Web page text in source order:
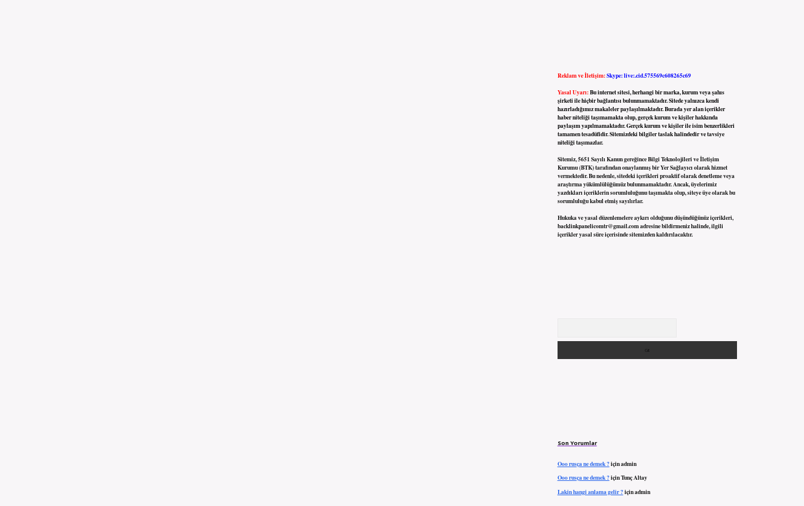
Reklam ve İletişim:Skype: live:.cid.575569c608265c69
Yasal Uyarı:Bu internet sitesi, herhangi bir marka, kurum veya şahıs
şirketi ile hiçbir bağlantısı bulunmamaktadır. Sitede yalnızca kendi
hazırladığımız makaleler paylaşılmaktadır. Burada yer alan içerikler
haber niteliği taşımamakta olup, gerçek kurum ve kişiler hakkında
paylaşım yapılmamaktadır. Gerçek kurum ve kişiler ile isim benzerlikleri
tamamen tesadüfidir. Sitemizdeki bilgiler taslak halindedir ve tavsiye
niteliği taşımazlar.
Sitemiz, 5651 Sayılı Kanun gereğince Bilgi Teknolojileri ve İletişim
Kurumu (BTK) tarafından onaylanmış bir Yer Sağlayıcı olarak hizmet
vermektedir. Bu nedenle, sitedeki içerikleri proaktif olarak denetleme veya
araştırma yükümlülüğümüz bulunmamaktadır. Ancak, üyelerimiz
yazdıkları içeriklerin sorumluluğunu taşımakta olup, siteye üye olarak bu
sorumluluğu kabul etmiş sayılırlar.
Hukuka ve yasal düzenlemelere aykırı olduğunu düşündüğünüz içerikleri,
backlinkpanelicomtr@gmail.comadresine bildirmeniz halinde, ilgili
içerikler yasal süre içerisinde sitemizden kaldırılacaktır.
Son Yorumlar
Ooo rusça ne demek ?içinadmin
Ooo rusça ne demek ?içinTunç Altay
Lakin hangi anlama gelir ?içinadmin